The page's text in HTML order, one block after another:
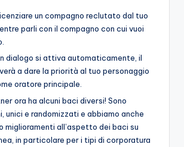
un compagno reclutato dal tuo
parli con il compagno con cui vuoi
dialogo si attiva automaticamente, il
a dare la priorità al tuo personaggio
oratore principale.
ora ha alcuni baci diversi! Sono
unici e randomizzati e abbiamo anche
miglioramenti all’aspetto dei baci su
in particolare per i tipi di corporatura